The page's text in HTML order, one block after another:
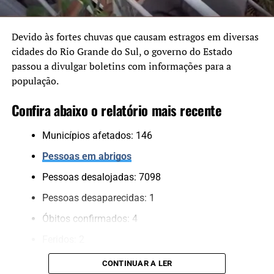
“Temos muito cuidado com
a aplicação dos recursos.
Cada projeto é analisado
tecnicamente e validado
pelo Comitê Científico,
para assegurar que
estamos financiando
soluções consistentes e
que protejam a população”,
completou.
O hidrojateamento permitirá a limpeza e desobstrução
Devido às fortes chuvas que causam estragos em diversas
cidades do Rio Grande do Sul, o governo do Estado
passou a divulgar boletins com informações para a
população.
Confira abaixo o relatório mais recente
Municípios afetados: 146
Pessoas em abrigos
Pessoas desalojadas: 7098
Pessoas desaparecidas: 1
Óbitos confirmados: 4
Pessoas resgatadas*: 733
CONTINUAR A LER